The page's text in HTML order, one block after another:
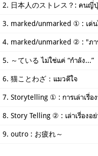
2. 日本人のストレス？: คนญี่
3. marked/unmarked ① : เด่
4. marked/unmarked ② : "ภา
5. ～ている ไม่ใช่แค่ “กำลัง...”
6. 猫ことわざ：แมวดีใจ
7. Storytelling ① : การเล่าเรื่อ
8. Story Telling ② : เล่าเรื่อง
9. outro : お疲れ～